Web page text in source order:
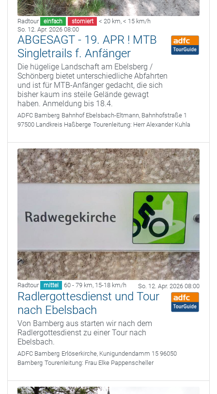
Radtour einfach storniert < 20 km, < 15 km/h
So. 12. Apr. 2026 08:00
ABGESAGT - 19. APR ! MTB
Singletrails f. Anfänger
Die hügelige Landschaft am Ebelsberg /
Schönberg bietet unterschiedliche Abfahrten
und ist für MTB-Anfänger gedacht, die sich
bisher kaum ins steile Gelände gewagt
haben. Anmeldung bis 18.4.
ADFC Bamberg Bahnhof Ebelsbach-Eltmann, Bahnhofstraße 1
97500 Landkreis Haßberge Tourenleitung: Herr Alexander Kuhla
Radtour mittel 60 - 79 km, 15-18 km/h So. 12. Apr. 2026 08:00
Radlergottesdienst und Tour
nach Ebelsbach
Von Bamberg aus starten wir nach dem
Radlergottesdienst zu einer Tour nach
Ebelsbach.
ADFC Bamberg Erlöserkirche, Kunigundendamm 15 96050
Bamberg Tourenleitung: Frau Elke Pappenscheller